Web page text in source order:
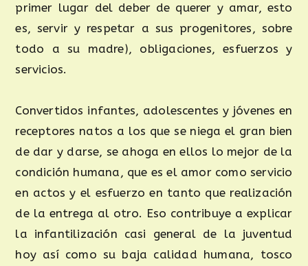
primer lugar del deber de querer y amar, esto
es, servir y respetar a sus progenitores, sobre
todo a su madre), obligaciones, esfuerzos y
servicios.
Convertidos infantes, adolescentes y jóvenes en
receptores natos a los que se niega el gran bien
de dar y darse, se ahoga en ellos lo mejor de la
condición humana, que es el amor como servicio
en actos y el esfuerzo en tanto que realización
de la entrega al otro. Eso contribuye a explicar
la infantilización casi general de la juventud
hoy así como su baja calidad humana, tosco